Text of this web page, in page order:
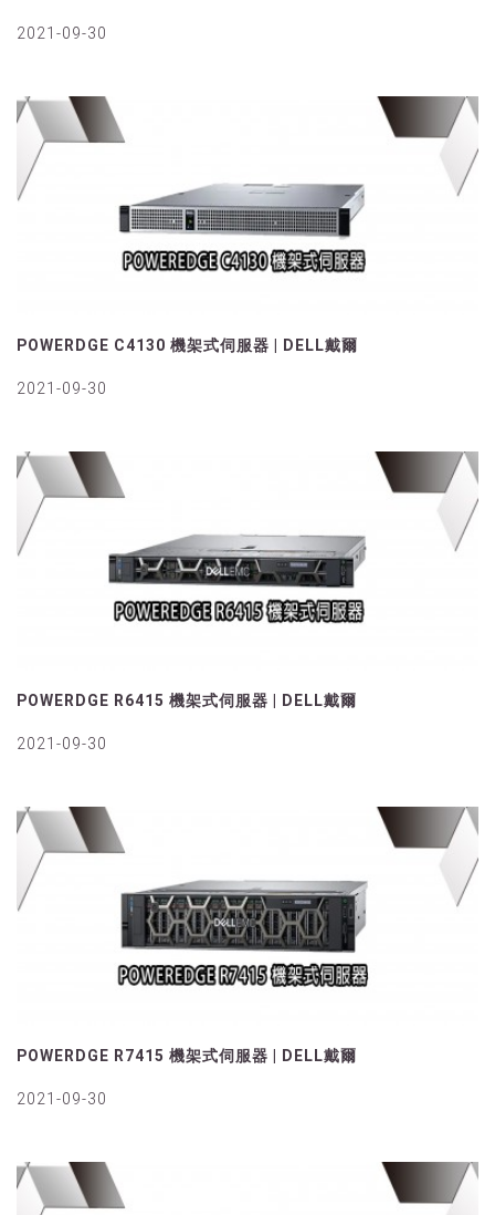
2021-09-30
POWERDGE C4130 機架式伺服器 | DELL戴爾
2021-09-30
POWERDGE R6415 機架式伺服器 | DELL戴爾
2021-09-30
POWERDGE R7415 機架式伺服器 | DELL戴爾
2021-09-30